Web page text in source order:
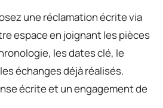
une réclamation écrite via
espace en joignant les pièces
les dates clé, le
échanges déjà réalisés.
écrite et un engagement de